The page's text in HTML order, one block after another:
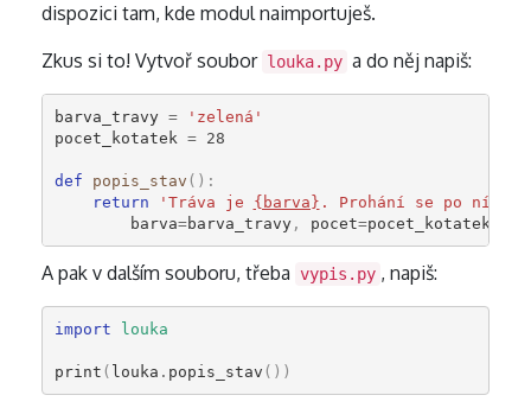
dispozici tam, kde modul naimportuješ.
Zkus si to! Vytvoř soubor louka.py a do něj napiš:
barva_travy =
'zelená'
pocet_kotatek = 28
def popis_stav ():
return
'Tráva je {barva} . Prohání se po ní
barva=barva_travy, pocet=pocet_kotatek
A pak v dalším souboru, třeba vypis.py , napiš:
import louka
print ( louka . popis_stav ())